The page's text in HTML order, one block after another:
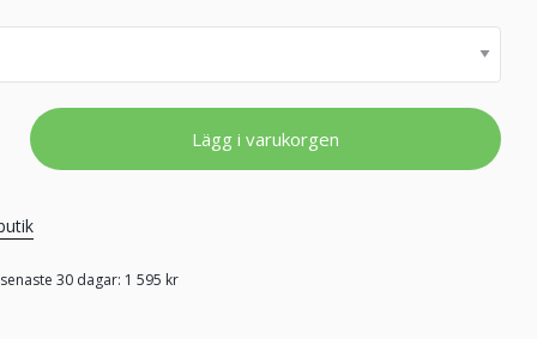
Lägg i varukorgen
30 dagar: 1 595 kr